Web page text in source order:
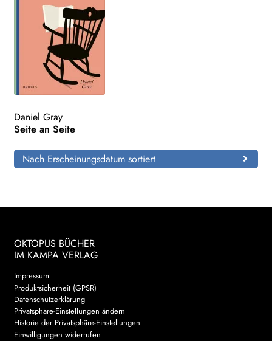
Daniel Gray
Seite an Seite
Nach Erscheinungsdatum sortiert
OKTOPUS BÜCHER
IM KAMPA VERLAG
Impressum
Produktsicherheit (GPSR)
Datenschutzerklärung
Privatsphäre-Einstellungen ändern
Historie der Privatsphäre-Einstellungen
Einwilligungen widerrufen